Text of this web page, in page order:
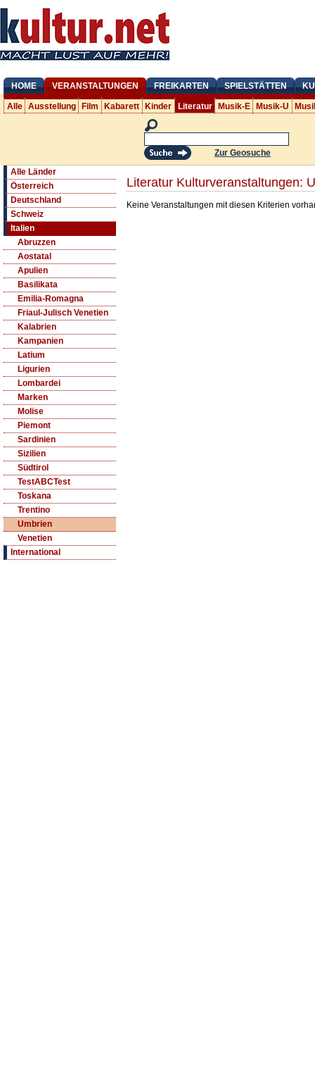
HOME VERANSTALTUNGEN FREIKARTEN SPIELSTÄTTEN
Alle Ausstellung Film Kabarett Kinder Literatur Musik-E Musik-U
Zur Geosuche
Alle Länder
Österreich
Deutschland
Schweiz
Italien
Abruzzen
Aostatal
Apulien
Basilikata
Emilia-Romagna
Friaul-Julisch Venetien
Kalabrien
Kampanien
Latium
Ligurien
Lombardei
Marken
Molise
Piemont
Sardinien
Sizilien
Südtirol
TestABCTest
Toskana
Trentino
Umbrien
Venetien
International
Literatur Kulturveranstaltungen:
Keine Veranstaltungen mit diesen Kriterien